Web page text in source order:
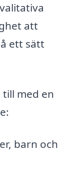
att
ett sätt
med en
barn och